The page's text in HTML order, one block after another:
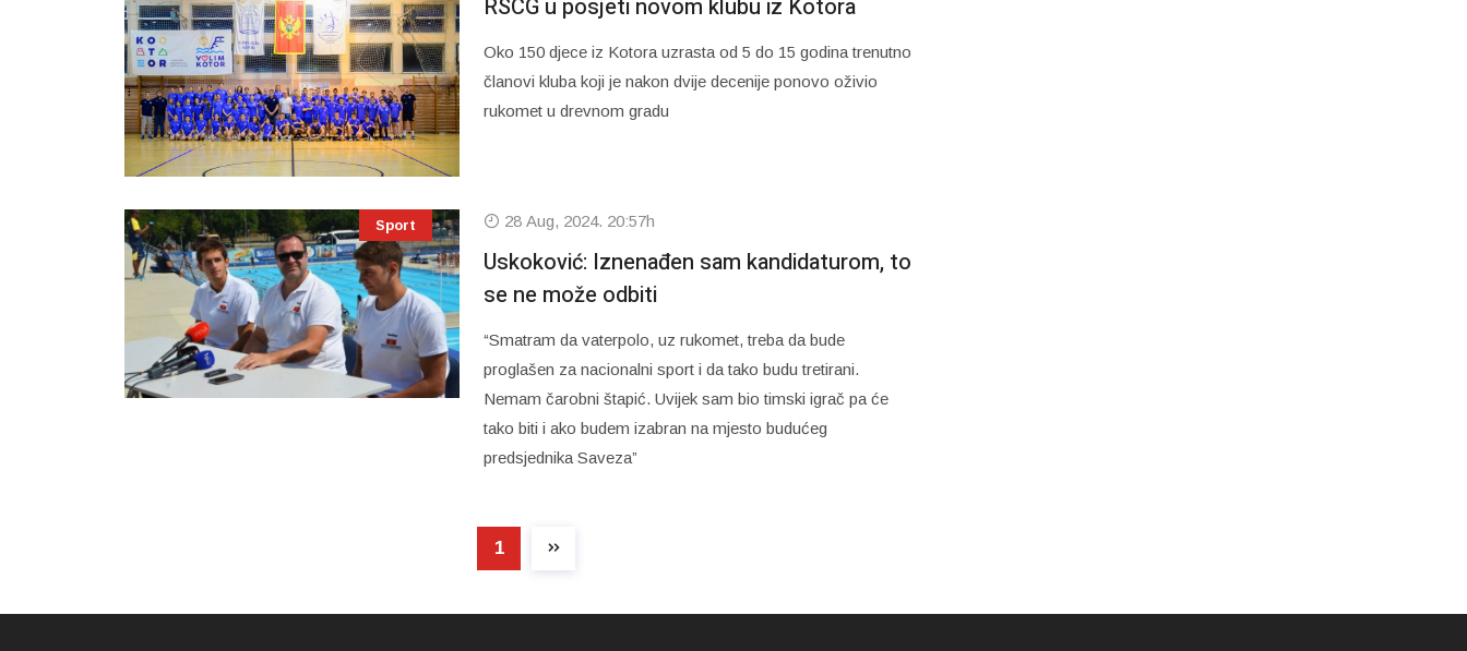
RSCG u posjeti novom klubu iz Kotora
Oko 150 djece iz Kotora uzrasta od 5 do 15 godina trenutno
članovi kluba koji je nakon dvije decenije ponovo oživio
rukomet u drevnom gradu
Sport 28 Aug, 2024. 20:57h
Uskoković: Iznenađen sam kandidaturom, to
se ne može odbiti
“Smatram da vaterpolo, uz rukomet, treba da bude
proglašen za nacionalni sport i da tako budu tretirani.
Nemam čarobni štapić. Uvijek sam bio timski igrač pa će
tako biti i ako budem izabran na mjesto budućeg
predsjednika Saveza”
1